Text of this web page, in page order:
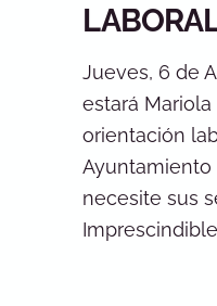
Jueves, 6 de
estará
orientación
Ayuntamiento
necesite sus